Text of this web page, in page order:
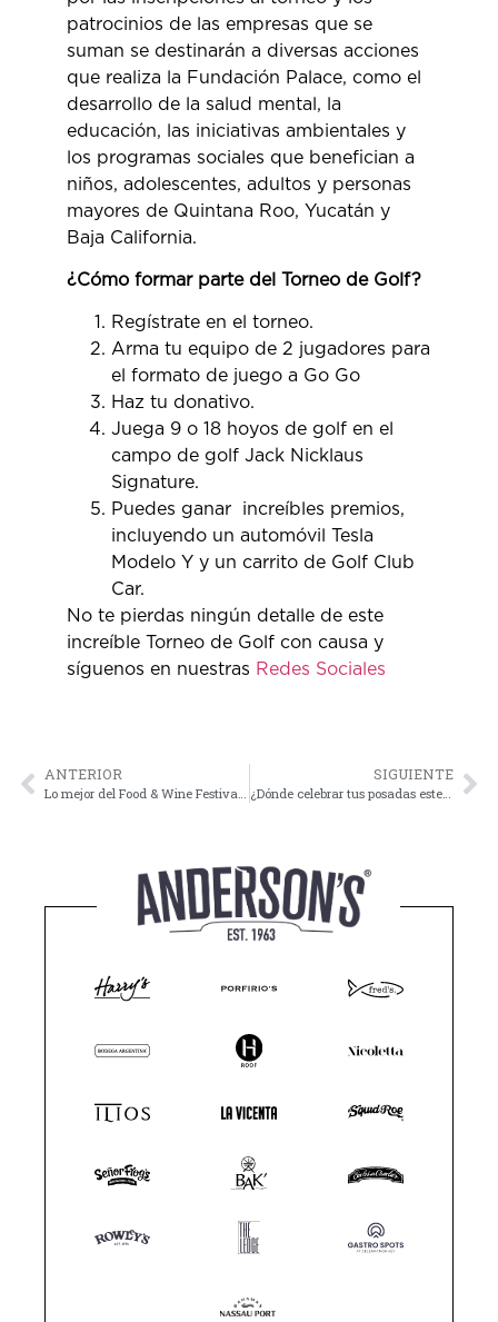
patrocinios de las empresas que se
suman se destinarán a diversas acciones
que realiza la Fundación Palace, como el
desarrollo de la salud mental, la
educación, las iniciativas ambientales y
los programas sociales que benefician a
niños, adolescentes, adultos y personas
mayores de Quintana Roo, Yucatán y
Baja California.
¿Cómo formar parte del Torneo de Golf?
Regístrate en el torneo.
Arma tu equipo de 2 jugadores para
el formato de juego a Go Go
Haz tu donativo.
Juega 9 o 18 hoyos de golf en el
campo de golf Jack Nicklaus
Signature.
Puedes ganar increíbles premios,
incluyendo un automóvil Tesla
Modelo Y y un carrito de Golf Club
Car.
No te pierdas ningún detalle de este
increíble Torneo de Golf con causa y
síguenos en nuestras Redes Sociales
ANTERIOR
Lo mejor del Food & Wine Festival está en Grupo Anderson’s
SIGUIENTE
¿Dónde celebrar tus posadas este año?